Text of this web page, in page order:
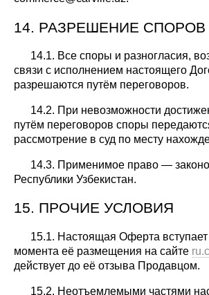
14. РАЗРЕШЕНИЕ СПОРОВ
14.1. Все споры и разногласия,
связи с исполнением настоящего
разрешаются путём переговоров.
14.2. При невозможности
путём переговоров споры
рассмотрение в суд по месту
14.3. Применимое право —
Республики Узбекистан.
15. ПРОЧИЕ УСЛОВИЯ
15.1. Настоящая Оферта вступает
момента её размещения на сайте
действует до её отзыва Продавцом.
15.2. Неотъемлемыми частями